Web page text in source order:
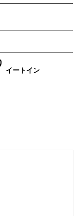
イートイン